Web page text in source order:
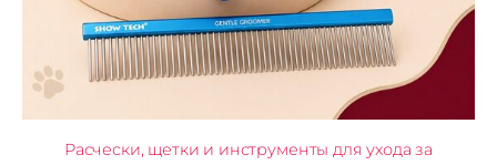
Расчески, щетки и инструменты для ухода за